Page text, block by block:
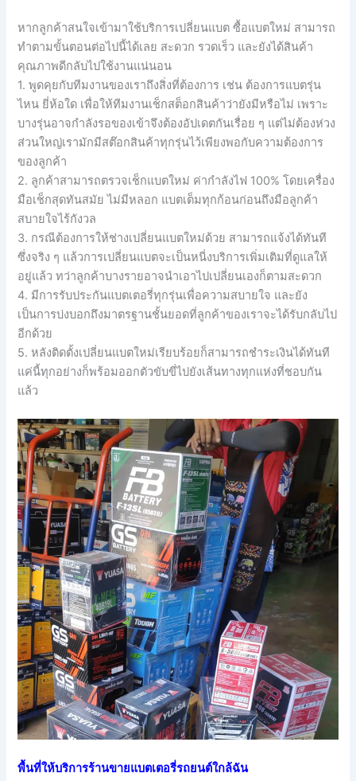
หากลูกค้าสนใจเข้ามาใช้บริการเปลี่ยนแบต ซื้อแบตใหม่ สามารถ
ทำตามขั้นตอนต่อไปนี้ได้เลย สะดวก รวดเร็ว และยังได้สินค้า
คุณภาพดีกลับไปใช้งานแน่นอน
1. พูดคุยกับทีมงานของเราถึงสิ่งที่ต้องการ เช่น ต้องการแบตรุ่น
ไหน ยี่ห้อใด เพื่อให้ทีมงานเช็กสต็อกสินค้าว่ายังมีหรือไม่ เพราะ
บางรุ่นอาจกำลังรอของเข้าจึงต้องอัปเดตกันเรื่อย ๆ แต่ไม่ต้องห่วง
ส่วนใหญ่เรามักมีสต๊อกสินค้าทุกรุ่นไว้เพียงพอกับความต้องการ
ของลูกค้า
2. ลูกค้าสามารถตรวจเช็กแบตใหม่ ค่ากำลังไฟ 100% โดยเครื่อง
มือเช็กสุดทันสมัย ไม่มีหลอก แบตเต็มทุกก้อนก่อนถึงมือลูกค้า
สบายใจไร้กังวล
3. กรณีต้องการให้ช่างเปลี่ยนแบตใหม่ด้วย สามารถแจ้งได้ทันที
ซึ่งจริง ๆ แล้วการเปลี่ยนแบตจะเป็นหนี่งบริการเพิ่มเติมที่ดูแลให้
อยู่แล้ว ทว่าลูกค้าบางรายอาจนำเอาไปเปลี่ยนเองก็ตามสะดวก
4. มีการรับประกันแบตเตอรี่ทุกรุ่นเพื่อความสบายใจ และยัง
เป็นการบ่งบอกถึงมาตรฐานชั้นยอดที่ลูกค้าของเราจะได้รับกลับไป
อีกด้วย
5. หลังติดตั้งเปลี่ยนแบตใหม่เรียบร้อยก็สามารถชำระเงินได้ทันที
แค่นี้ทุกอย่างก็พร้อมออกตัวขับขี่ไปยังเส้นทางทุกแห่งที่ชอบกัน
แล้ว
พื้นที่ให้บริการร้านขายแบตเตอรี่รถยนต์ใกล้ฉัน